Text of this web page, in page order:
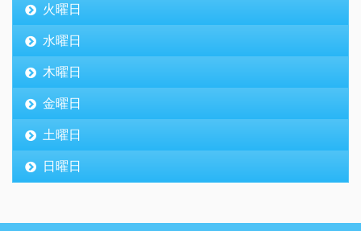
火曜日
水曜日
木曜日
金曜日
土曜日
日曜日